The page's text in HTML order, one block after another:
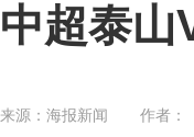
中超泰山
来源： 海报新闻 作者：